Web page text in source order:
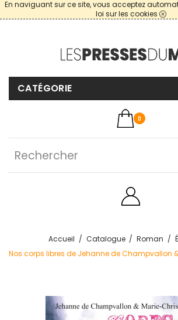
En naviguant sur ce site, vous acceptez
loi sur les cookies
CATÉGORIE
0
Accueil Catalogue Roman
Nos corps libres de Jehanne de Champvallon